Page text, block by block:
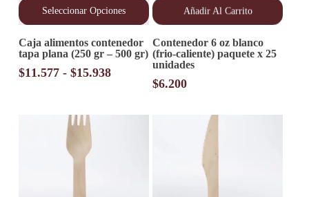
Seleccionar Opciones
producto
tiene
múltiples
variantes.
Caja alimentos contenedor
tapa plana (250 gr – 500 gr)
$11.577 - $15.938Rango
desde
Añadir Al Carrito
Contenedor 6 oz blanco
(frio-caliente) paquete x 25
unidades
$6.200